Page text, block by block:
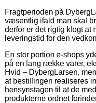
Fragtperioden på
væsentlig ifald man skal
derfor er det rigtig klogt at
leveringstid for den
En stor portion e-shops
på en lang række varer,
Hvid – DybergLarsen,
at bestillingen realiseres
hensynstagen til at de
produkterne ordnet